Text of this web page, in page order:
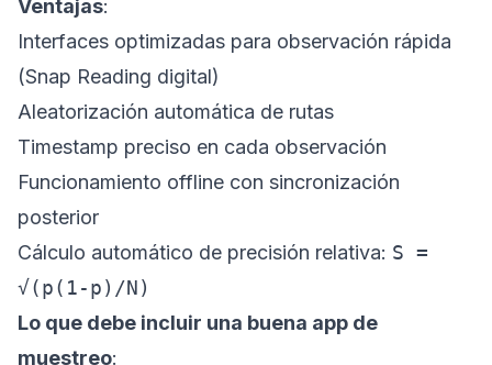
Ventajas:
Interfaces optimizadas para observación rápida
(Snap Reading digital)
Aleatorización automática de rutas
Timestamp preciso en cada observación
Funcionamiento offline con sincronización
posterior
Cálculo automático de precisión relativa: S =
√(p(1-p)/N)
Lo que debe incluir una buena app de
muestreo: